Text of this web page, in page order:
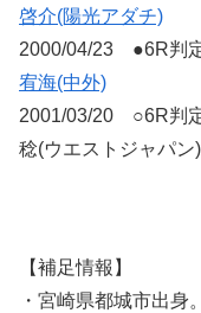
啓介(陽光アダチ)
2000/04/23 ●6R判
宥海(中外)
2001/03/20 ○6R判
稔(ウエストジャパン)
【補足情報】
・宮崎県都城市出身。